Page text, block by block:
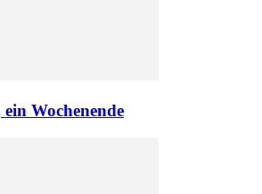
Wochenende